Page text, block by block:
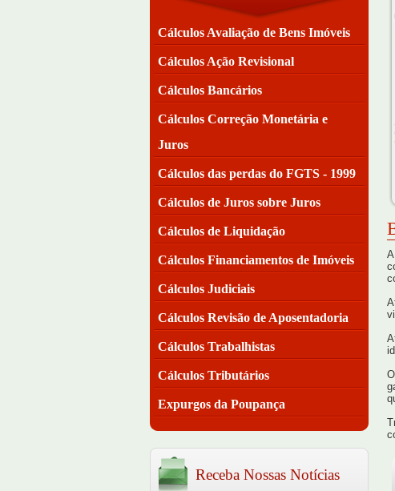
Cálculos Avaliação de Bens Imóveis
Cálculos Ação Revisional
Cálculos Bancários
Cálculos Correção Monetária e
Juros
Cálculos das perdas do FGTS - 1999
Cálculos de Juros sobre Juros
Cálculos de Liquidação
Cálculos Financiamentos de Imóveis
Cálculos Judiciais
Cálculos Revisão de Aposentadoria
Cálculos Trabalhistas
Cálculos Tributários
Expurgos da Poupança
Receba Nossas Notícias
A